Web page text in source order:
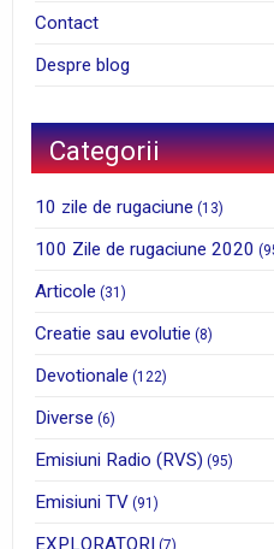
Contact
Despre blog
Categorii
10 zile de rugaciune (13)
100 Zile de rugaciune 2020
Articole (31)
Creatie sau evolutie (8)
Devotionale (122)
Diverse (6)
Emisiuni Radio (RVS) (95)
Emisiuni TV (91)
EXPLORATORI (7)